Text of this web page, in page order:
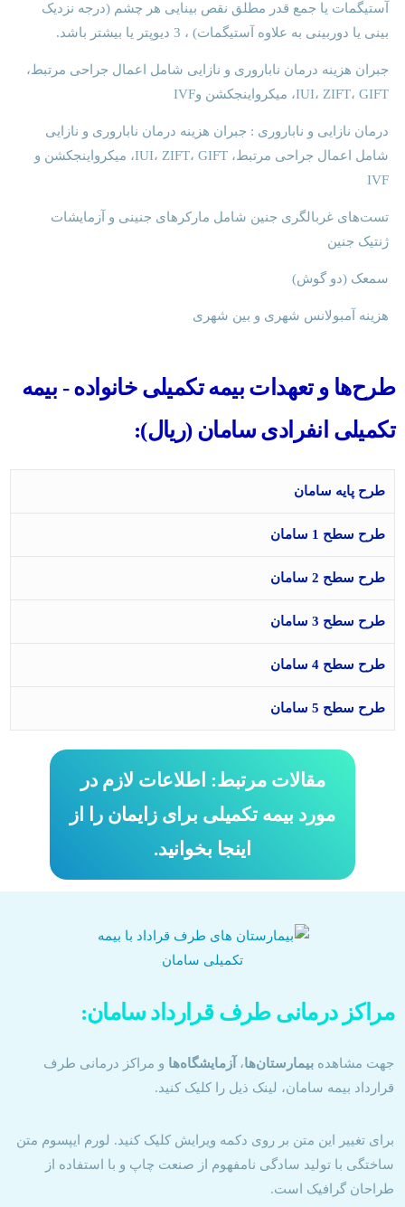
آستیگمات یا جمع قدر مطلق نقص بینایی هر چشم (درجه نزدیک
بینی یا دوربینی به علاوه آستیگمات) ، 3 دیوپتر یا بیشتر باشد.
جبران هزینه درمان ناباروری و نازایی شامل اعمال جراحی مرتبط،
IUI، ZIFT، GIFT، میکرواینجکشن وIVF
درمان نازایی و ناباروری : جبران هزینه درمان ناباروری و نازایی
شامل اعمال جراحی مرتبط، IUI، ZIFT، GIFT، میکرواینجکشن و
IVF
تست‌های غربالگری جنین شامل مارکرهای جنینی و آزمایشات
ژنتیک جنین
سمعک (دو گوش)
هزینه آمبولانس شهری و بین شهری
طرح‌ها و تعهدات بیمه تکمیلی خانواده - بیمه
تکمیلی انفرادی سامان (ریال):
طرح پایه سامان
طرح سطح 1 سامان
طرح سطح 2 سامان
طرح سطح 3 سامان
طرح سطح 4 سامان
طرح سطح 5 سامان
مقالات مرتبط: اطلاعات لازم در
مورد بیمه تکمیلی برای زایمان را از
اینجا بخوانید.
مراکز درمانی طرف قرارداد سامان:
جهت مشاهده بیمارستان‌ها، آزمایشگاه‌ها و مراکز درمانی طرف
قرارداد بیمه سامان، لینک ذیل را کلیک کنید.
برای تغییر این متن بر روی دکمه ویرایش کلیک کنید. لورم ایپسوم متن
ساختگی با تولید سادگی نامفهوم از صنعت چاپ و با استفاده از
طراحان گرافیک است.